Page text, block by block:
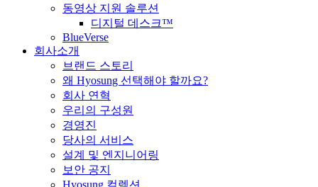
동영상 지원 솔루션
디지털 데스크™
BlueVerse
회사소개
브랜드 스토리
왜 Hyosung 선택해야 할까요?
회사 연혁
우리의 구성원
경영진
당사의 서비스
설계 및 엔지니어링
보안 공지
Hyosung 컬렉션